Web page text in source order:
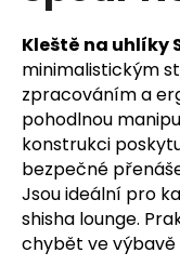
hvězdiček.
Kleště na uhlíky
minimalistickým
zpracováním a
pohodlnou
konstrukci
bezpečné
Jsou ideální pro
shisha lounge.
chybět ve výbavě
D
o
p
o
r
u
č
u